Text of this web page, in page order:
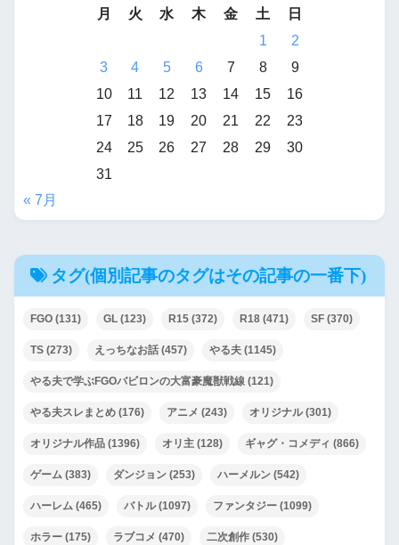
月
火 水 木 金 土
日
1
2
3
4 5 6 7 8
9
10
11 12 13 14 15
16
17
18 19 20 21 22
23
24
25 26 27 28 29
30
31
« 7月
タグ(個別記事のタグはその記事の一番下)
FGO (131) GL (123) R15 (372) R18 (471) SF (370)
TS (273) えっちなお話 (457) やる夫 (1145)
やる夫で学ぶFGOバビロンの大富豪魔獣戦線 (121)
やる夫スレまとめ (176) アニメ (243) オリジナル(301)
オリジナル作品 (1396) オリ主 (128) ギャグ・コメディ (866)
ゲーム (383) ダンジョン (253) ハーメルン (542)
ハーレム (465) バトル(1097) ファンタジー (1099)
ホラー (175) ラブコメ (470) 二次創作 (530)